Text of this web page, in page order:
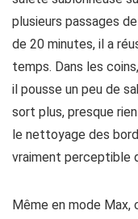
plusieurs passages
de 20 minutes, il a
temps. Dans les
il pousse un peu de
sort plus, presque
le nettoyage des
vraiment perceptible
Même en mode